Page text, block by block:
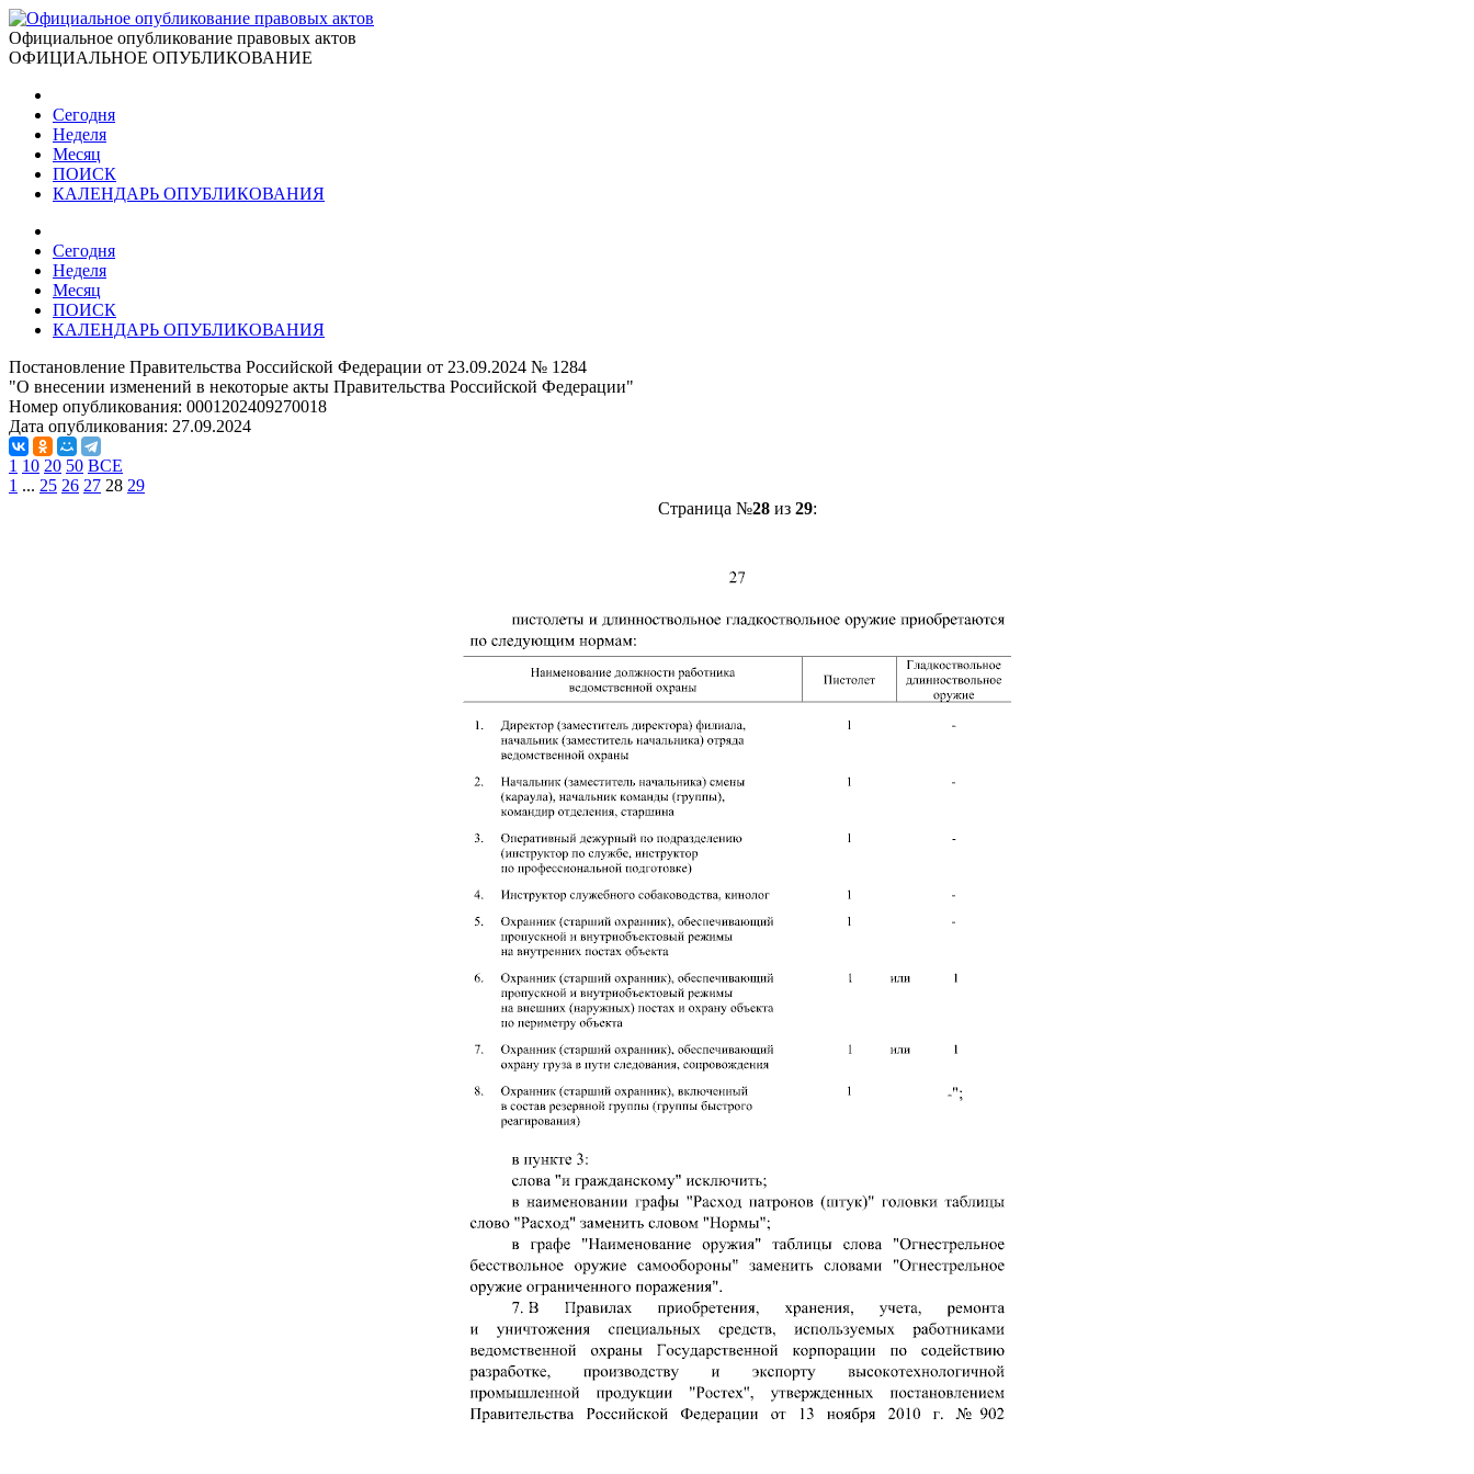
Официальное опубликование правовых актов
ОФИЦИАЛЬНОЕ ОПУБЛИКОВАНИЕ
Сегодня
Неделя
Месяц
ПОИСК
КАЛЕНДАРЬ ОПУБЛИКОВАНИЯ
Сегодня
Неделя
Месяц
ПОИСК
КАЛЕНДАРЬ ОПУБЛИКОВАНИЯ
Постановление Правительства Российской Федерации от 23.09.2024 № 1284
"О внесении изменений в некоторые акты Правительства Российской Федерации"
Номер опубликования: 0001202409270018
Дата опубликования: 27.09.2024
1 10 20 50 ВСЕ
1 ... 25 26 27 28 29
Страница №28из 29: